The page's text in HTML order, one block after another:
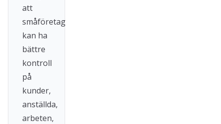
att
småföretag
kan ha
bättre
kontroll
på
kunder,
anställda,
arbeten,